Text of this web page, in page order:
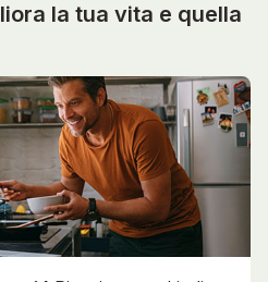
la tua vita e quella